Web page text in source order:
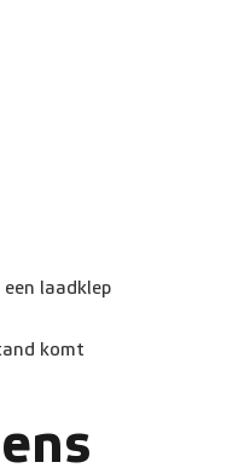
laadklep
komt